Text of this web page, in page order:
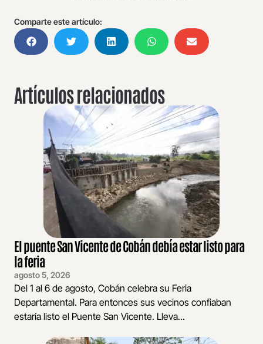
Comparte este artículo:
Artículos relacionados
El puente San Vicente de Cobán debía estar listo para
la feria
agosto 5, 2026
Del 1 al 6 de agosto, Cobán celebra su Feria
Departamental. Para entonces sus vecinos confiaban
estaría listo el Puente San Vicente. Lleva...